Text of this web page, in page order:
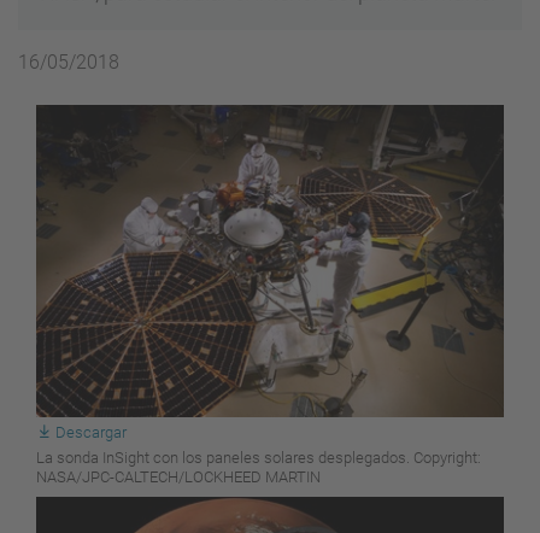
16/05/2018
Descargar
La sonda InSight con los paneles solares desplegados. Copyright:
NASA/JPC-CALTECH/LOCKHEED MARTIN